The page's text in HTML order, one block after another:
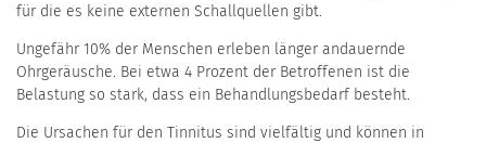
für die es keine externen Schallquellen gibt.
Ungefähr 10% der Menschen erleben länger andauernde
Ohrgeräusche. Bei etwa 4 Prozent der Betroffenen ist die
Belastung so stark, dass ein Behandlungsbedarf besteht.
Die Ursachen für den Tinnitus sind vielfältig und können in